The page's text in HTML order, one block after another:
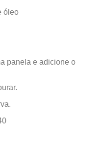
óleo
panela e adicione o